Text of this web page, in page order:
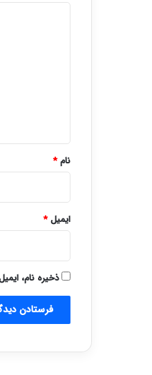
نام*
ایمیل*
ذخیره نام،